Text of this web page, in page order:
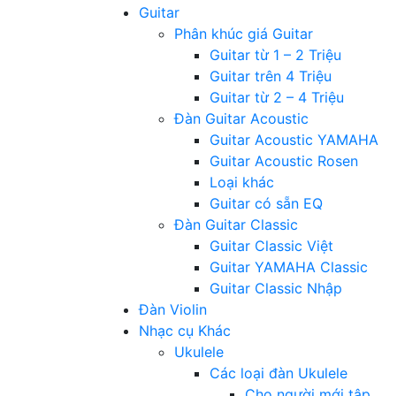
Guitar
Phân khúc giá Guitar
Guitar từ 1 – 2 Triệu
Guitar trên 4 Triệu
Guitar từ 2 – 4 Triệu
Đàn Guitar Acoustic
Guitar Acoustic YAMAHA
Guitar Acoustic Rosen
Loại khác
Guitar có sẵn EQ
Đàn Guitar Classic
Guitar Classic Việt
Guitar YAMAHA Classic
Guitar Classic Nhập
Đàn Violin
Nhạc cụ Khác
Ukulele
Các loại đàn Ukulele